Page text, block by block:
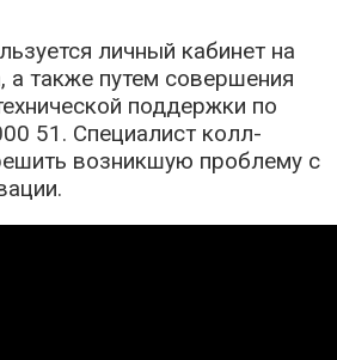
личный кабинет на
а также путем совершения
поддержки по
51. Специалист колл-
возникшую проблему с